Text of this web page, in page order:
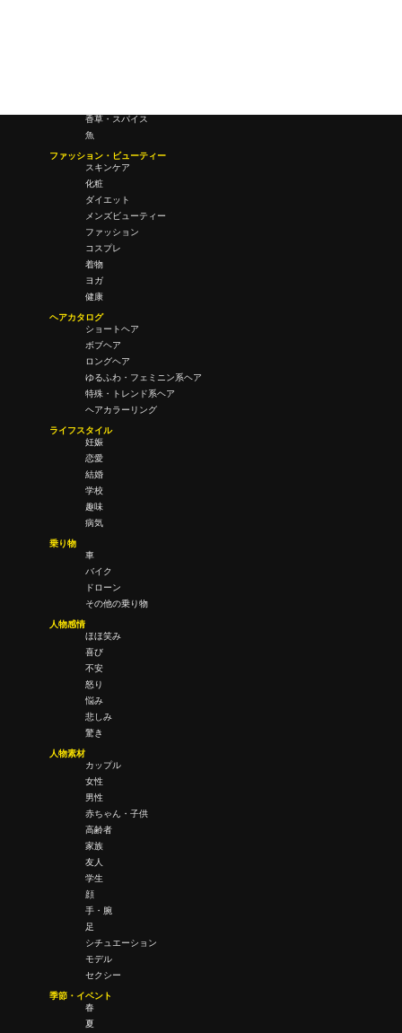
香草・スパイス
魚
ファッション・ビューティー
スキンケア
化粧
ダイエット
メンズビューティー
ファッション
コスプレ
着物
ヨガ
健康
ヘアカタログ
ショートヘア
ボブヘア
ロングヘア
ゆるふわ・フェミニン系ヘア
特殊・トレンド系ヘア
ヘアカラーリング
ライフスタイル
妊娠
恋愛
結婚
学校
趣味
病気
乗り物
車
バイク
ドローン
その他の乗り物
人物感情
ほほ笑み
喜び
不安
怒り
悩み
悲しみ
驚き
人物素材
カップル
女性
男性
赤ちゃん・子供
高齢者
家族
友人
学生
顔
手・腕
足
シチュエーション
モデル
セクシー
季節・イベント
春
夏